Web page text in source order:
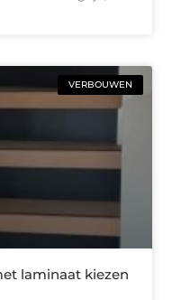
VERBOUWEN
laminaat kiezen